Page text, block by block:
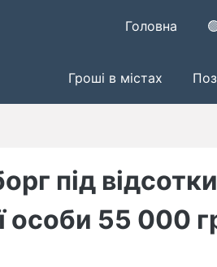
Головна
Гроші в містах
під
особи 55 000